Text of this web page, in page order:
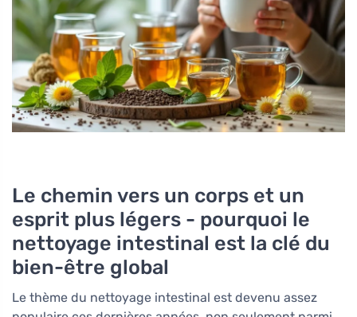
Le chemin vers un corps et un
esprit plus légers - pourquoi le
nettoyage intestinal est la clé du
bien-être global
Le thème du nettoyage intestinal est devenu assez